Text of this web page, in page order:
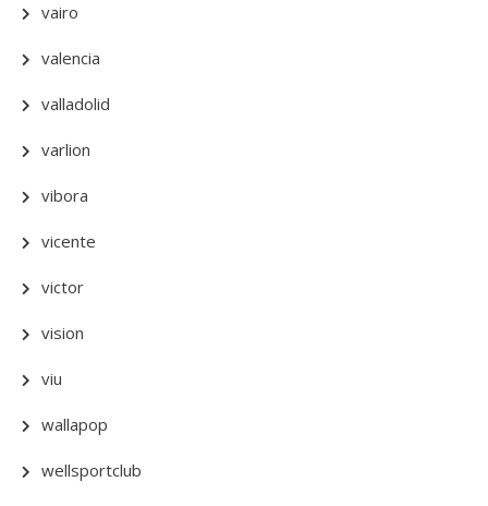
vairo
valencia
valladolid
varlion
vibora
vicente
victor
vision
viu
wallapop
wellsportclub